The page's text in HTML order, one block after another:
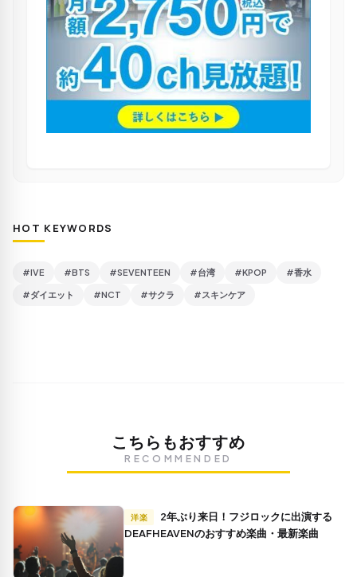
HOT KEYWORDS
#IVE #BTS #SEVENTEEN #台湾 #KPOP #香水
#ダイエット #NCT #サクラ #スキンケア
こちらもおすすめ
RECOMMENDED
洋楽
DEAFHEAVENのおすすめ楽曲・最新楽曲